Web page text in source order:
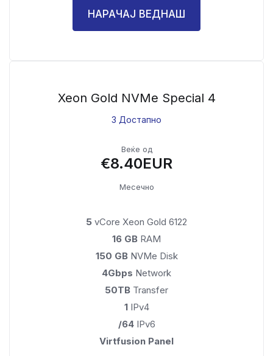
НАРАЧАЈ ВЕДНАШ
Xeon Gold NVMe Special 4
3 Достапно
Веќе од
€8.40EUR
Месечно
5 vCore Xeon Gold 6122
16 GB RAM
150 GBNVMe Disk
4Gbps Network
50TB Transfer
1IPv4
/64IPv6
Virtfusion Panel